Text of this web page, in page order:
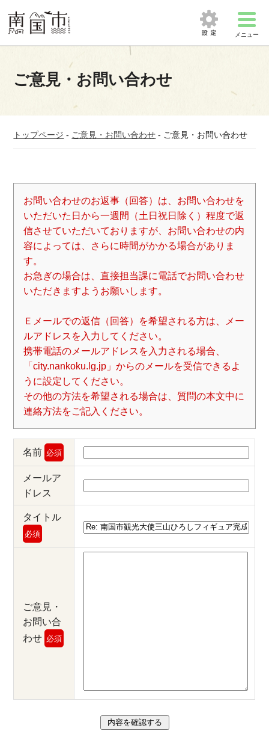
メニュー
ご意見・お問い合わせ
トップページ - ご意見・お問い合わせ - ご意見・お問い合わせ
お問い合わせのお返事（回答）は、お問い合わせを
いただいた日から一週間（土日祝日除く）程度で返
信させていただいておりますが、お問い合わせの内
容によっては、さらに時間がかかる場合がありま
す。
お急ぎの場合は、直接担当課に電話でお問い合わせ
いただきますようお願いします。
Ｅメールでの返信（回答）を希望される方は、メー
ルアドレスを入力してください。
携帯電話のメールアドレスを入力される場合、
「city.nankoku.lg.jp」からのメールを受信できるよ
うに設定してください。
その他の方法を希望される場合は、質問の本文中に
連絡方法をご記入ください。
名前 必須
メールア
ドレス
タイトル
必須
ご意見・
お問い合
わせ 必須